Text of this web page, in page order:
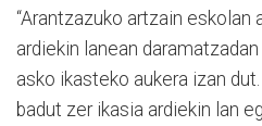
“Arantzazuko artzain eskolan
ardiekin lanean
asko ikasteko aukera izan
badut zer ikasia ardiekin lan